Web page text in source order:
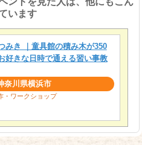
います
みき ｜童具館の積み木が350
好きな日時で通える習い事教
奈川県横浜市
・ワークショップ